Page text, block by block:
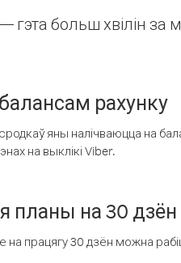
гэта больш хвілін за
рахунку
яны налічваюцца на
на выклікі Viber.
планы на 30 дзён
працягу 30 дзён можна